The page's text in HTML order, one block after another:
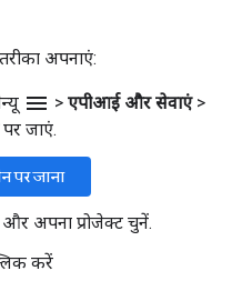
अपनाएं:
menu > एपीआई और सेवाएं >
पर जाएं.
पर जाना
अपना प्रोजेक्ट चुनें.
करें